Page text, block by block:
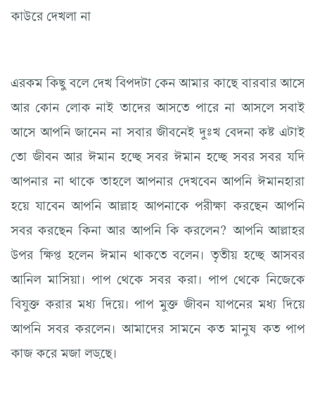
কাউরে দেখলা না
এরকম কিছু বলে দেখ বিপদটা কেন আমার কাছে বারবার আসে
আর কোন লোক নাই তাদের আসতে পারে না আসলে সবাই
আসে আপনি জানেন না সবার জীবনেই দুঃখ বেদনা কষ্ট এটাই
তো জীবন আর ঈমান হচ্ছে সবর ঈমান হচ্ছে সবর সবর যদি
আপনার না থাকে তাহলে আপনার দেখবেন আপনি ঈমানহারা
হয়ে যাবেন আপনি আল্লাহ আপনাকে পরীক্ষা করছেন আপনি
সবর করছেন কিনা আর আপনি কি করলেন? আপনি আল্লাহর
উপর ক্ষিপ্ত হলেন ঈমান থাকতে বলেন। তৃতীয় হচ্ছে আসবর
আনিল মাসিয়া। পাপ থেকে সবর করা। পাপ থেকে নিজেকে
বিযুক্ত করার মধ্য দিয়ে। পাপ মুক্ত জীবন যাপনের মধ্য দিয়ে
আপনি সবর করলেন। আমাদের সামনে কত মানুষ কত পাপ
কাজ করে মজা লড়ছে।